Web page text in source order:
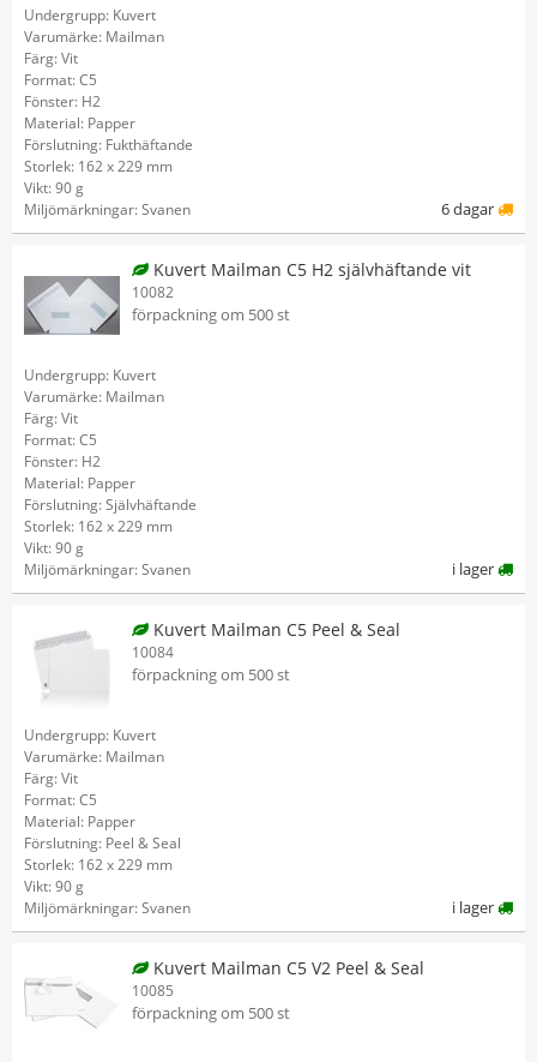
Undergrupp: Kuvert
Varumärke: Mailman
Färg: Vit
Format: C5
Fönster: H2
Material: Papper
Förslutning: Fukthäftande
Storlek: 162 x 229 mm
Vikt: 90 g
Miljömärkningar: Svanen
6 dagar
Kuvert Mailman C5 H2 självhäftande vit
10082
förpackning om 500 st
Undergrupp: Kuvert
Varumärke: Mailman
Färg: Vit
Format: C5
Fönster: H2
Material: Papper
Förslutning: Självhäftande
Storlek: 162 x 229 mm
Vikt: 90 g
Miljömärkningar: Svanen
i lager
Kuvert Mailman C5 Peel & Seal
10084
förpackning om 500 st
Undergrupp: Kuvert
Varumärke: Mailman
Färg: Vit
Format: C5
Material: Papper
Förslutning: Peel & Seal
Storlek: 162 x 229 mm
Vikt: 90 g
Miljömärkningar: Svanen
i lager
Kuvert Mailman C5 V2 Peel & Seal
10085
förpackning om 500 st